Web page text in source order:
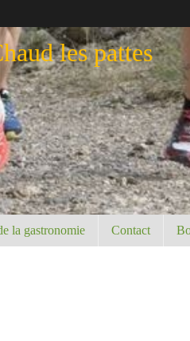
les pattes
la gastronomie Contact